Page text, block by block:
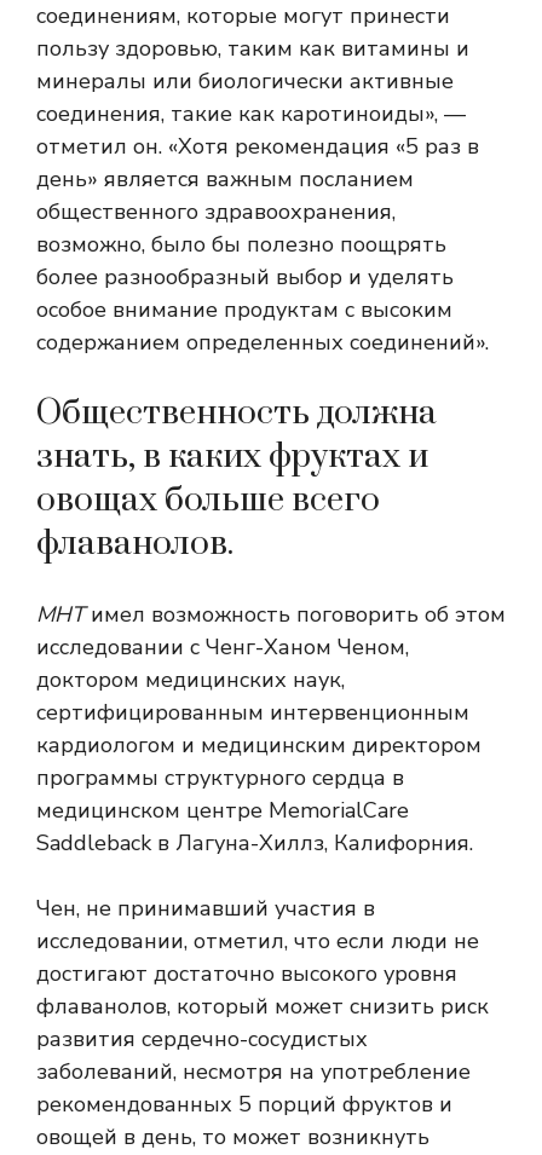
соединениям, которые могут принести
пользу здоровью, таким как витамины и
минералы или биологически активные
соединения, такие как каротиноиды», —
отметил он. «Хотя рекомендация «5 раз в
день» является важным посланием
общественного здравоохранения,
возможно, было бы полезно поощрять
более разнообразный выбор и уделять
особое внимание продуктам с высоким
содержанием определенных соединений».
Общественность должна
знать, в каких фруктах и ​​
овощах больше всего
флаванолов.
МНТимел возможность поговорить об этом
исследовании с Ченг-Ханом Ченом,
доктором медицинских наук,
сертифицированным интервенционным
кардиологом и медицинским директором
программы структурного сердца в
медицинском центре MemorialCare
Saddleback в Лагуна-Хиллз, Калифорния.
Чен, не принимавший участия в
исследовании, отметил, что если люди не
достигают достаточно высокого уровня
флаванолов, который может снизить риск
развития сердечно-сосудистых
заболеваний, несмотря на употребление
рекомендованных 5 порций фруктов и
овощей в день, то может возникнуть